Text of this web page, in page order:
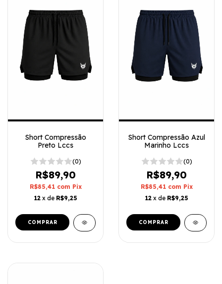
Short Compressão
Preto Lccs
(0)
R$89,90
R$85,41 com Pix
12 x de R$9,25
COMPRAR
Short Compressão Azul
Marinho Lccs
(0)
R$89,90
R$85,41 com Pix
12 x de R$9,25
COMPRAR